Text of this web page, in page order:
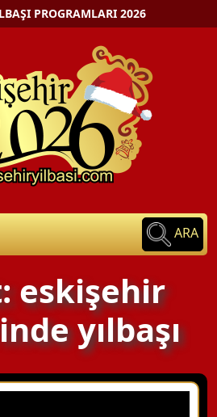
PROGRAMLARI 2026
ARA
eskişehir
yılbaşı